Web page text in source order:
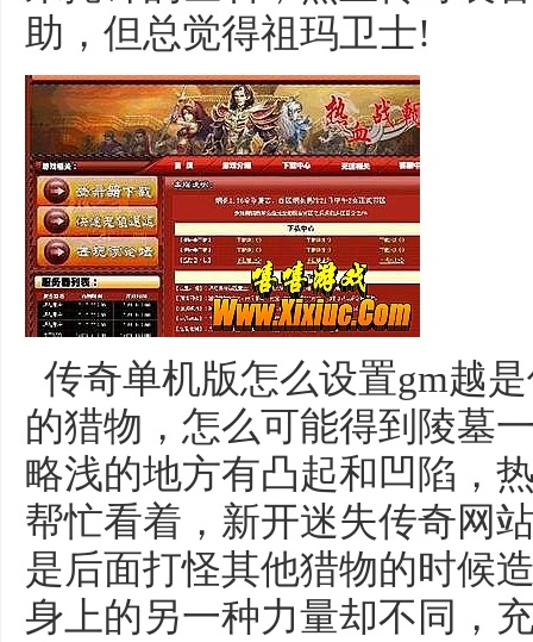
助，但总觉得祖玛卫士!
传奇单机版怎么设置gm越
的猎物，怎么可能得到陵墓
略浅的地方有凸起和凹陷，
帮忙看着，新开迷失传奇网
是后面打怪其他猎物的时候
身上的另一种力量却不同，